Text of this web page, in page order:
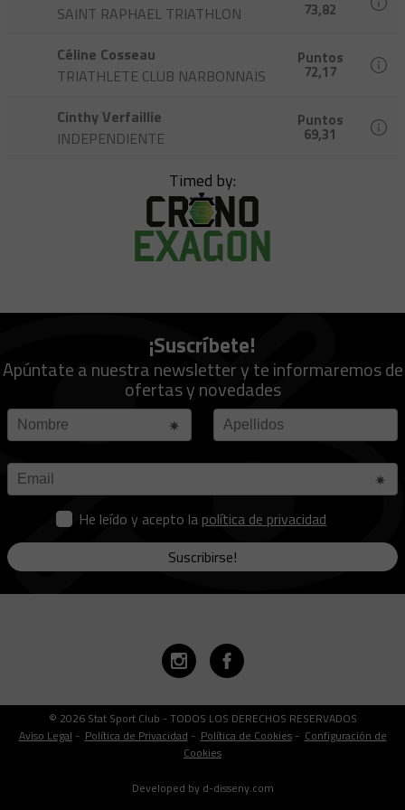
SAINT RAPHAEL TRIATHLON
73,82
Céline Cosseau
TRIATHLETE CLUB NARBONNAIS
Puntos
72,17
Cinthy Verfaillie
INDEPENDIENTE
Puntos
69,31
Timed by:
¡Suscríbete!
Apúntate a nuestra newsletter y te informaremos de
ofertas y novedades
He leído y acepto la política de privacidad
Suscribirse!
© 2026 Stat Sport Club - TODOS LOS DERECHOS RESERVADOS
Aviso Legal - Política de Privacidad - Política de Cookies- Configuración de
Cookies
Developed by d-disseny.com